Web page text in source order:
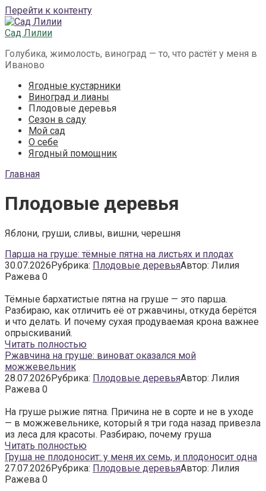
Перейти к контенту
Сад Лилии
Голубика, жимолость, виноград — то, что растёт у меня в
Иваново
Ягодные кустарники
Виноград и лианы
Плодовые деревья
Сезон в саду
Мой сад
О себе
Ягодный помощник
Главная
Плодовые деревья
Яблони, груши, сливы, вишни, черешня
Парша на груше: тёмные пятна на листьях и плодах
30.07.2026Рубрика: Плодовые деревьяАвтор: Лилия
Ражева 0
Тёмные бархатистые пятна на груше — это парша.
Разбираю, как отличить её от ржавчины, откуда берётся
и что делать. И почему сухая продуваемая крона важнее
опрыскиваний.
Читать полностью
Ржавчина на груше: виноват оказался мой
можжевельник
28.07.2026Рубрика: Плодовые деревьяАвтор: Лилия
Ражева 0
На груше рыжие пятна. Причина не в сорте и не в уходе
— в можжевельнике, который я три года назад привезла
из леса для красоты. Разбираю, почему груша
Читать полностью
Груша не плодоносит: у меня их семь, и плодоносит одна
27.07.2026Рубрика: Плодовые деревьяАвтор: Лилия
Ражева 0